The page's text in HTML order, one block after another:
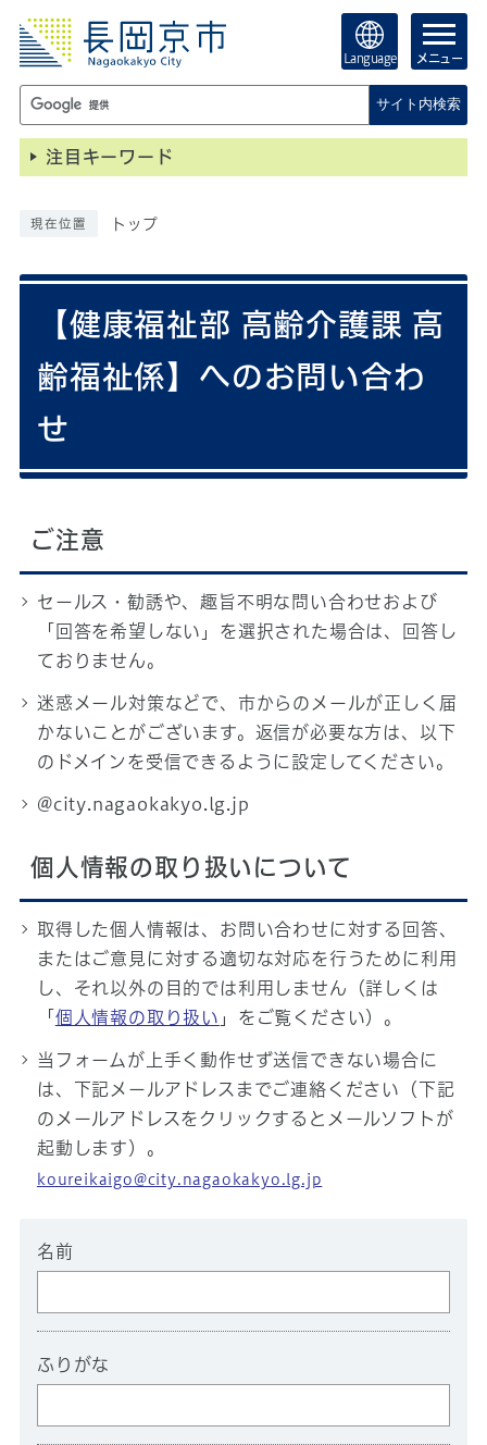
Language メニュー
サイト内検索
注目キーワード
現在位置 トップ
【健康福祉部 高齢介護課 高
齢福祉係】へのお問い合わ
せ
ご注意
セールス・勧誘や、趣旨不明な問い合わせおよび
「回答を希望しない」を選択された場合は、回答し
ておりません。
迷惑メール対策などで、市からのメールが正しく届
かないことがございます。返信が必要な方は、以下
のドメインを受信できるように設定してください。
@city.nagaokakyo.lg.jp
個人情報の取り扱いについて
取得した個人情報は、お問い合わせに対する回答、
またはご意見に対する適切な対応を行うために利用
し、それ以外の目的では利用しません（詳しくは
「 個人情報の取り扱い 」をご覧ください）。
当フォームが上手く動作せず送信できない場合に
は、下記メールアドレスまでご連絡ください（下記
のメールアドレスをクリックするとメールソフトが
起動します）。
koureikaigo@city.nagaokakyo.lg.jp
名前
ふりがな